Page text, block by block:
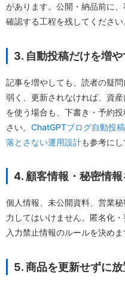
があります。公開・納品前に
確認する工程を残してください
3. 自動投稿だけを増や
記事を増やしても、読者の疑
弱く、更新されなければ、資
を使う場合も、下書き・予約
さい。 ChatGPTブログ自動投
落とさない運用設計も参考にし
4. 顧客情報・秘密情
個人情報、未公開資料、営業
力してはいけません。匿名化
入力禁止情報のルールを決めま
5. 商品を更新せずに放